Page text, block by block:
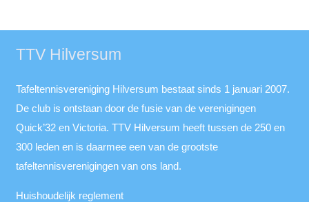
TTV Hilversum
Tafeltennisvereniging Hilversum bestaat sinds 1 januari 2007.
De club is ontstaan door de fusie van de verenigingen
Quick’32 en Victoria. TTV Hilversum heeft tussen de 250 en
300 leden en is daarmee een van de grootste
tafeltennisverenigingen van ons land.
Huishoudelijk reglement